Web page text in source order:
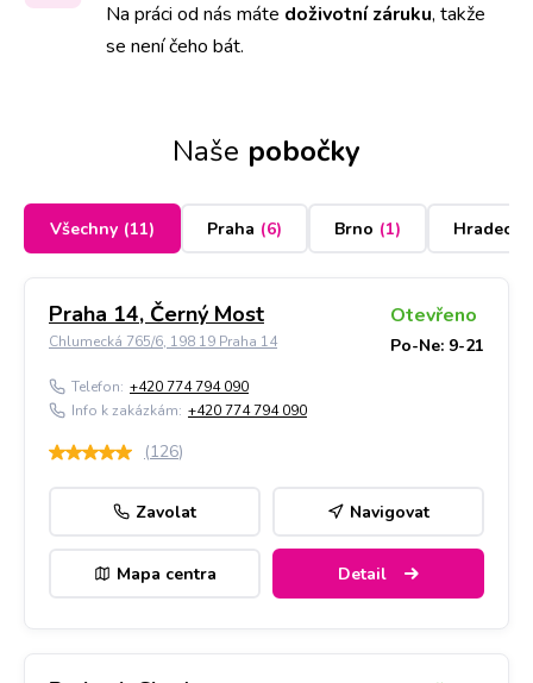
Na práci od nás máte doživotní záruku, takže
se není čeho bát.
Naše pobočky
Všechny (11) Praha (6) Brno (1) Hradec
Praha 14, Černý Most
Chlumecká 765/6, 198 19 Praha 14
Otevřeno
Po-Ne: 9-21
Telefon: +420 774 794 090
Info k zakázkám: +420 774 794 090
(126)
Zavolat Navigovat
Mapa centra Detail